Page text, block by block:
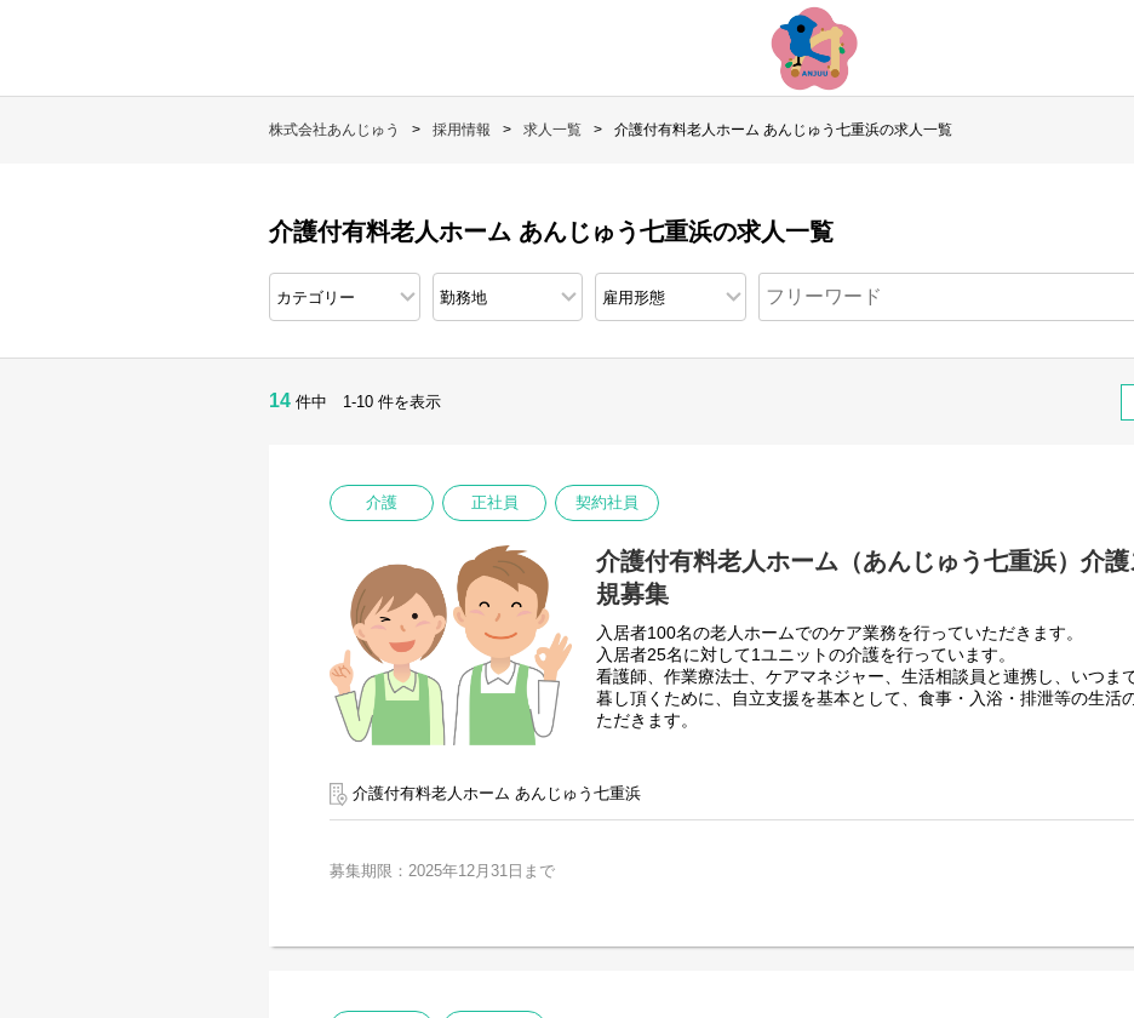
株式会社あんじゅう 採用情報 求人一覧 介護付有料老人ホーム あんじゅう七重浜の求人一覧
介護付有料老人ホーム あんじゅう七重浜の求人一覧
14 件中 1-10 件を表示
介護 正社員 契約社員
介護付有料老人ホーム（あんじゅう七重浜）介
規募集
入居者100名の老人ホームでのケア業務を行っていただきます。
入居者25名に対して1ユニットの介護を行っています。
看護師、作業療法士、ケアマネジャー、生活相談員と連携し、いつま
暮し頂くために、自立支援を基本として、食事・入浴・排泄等の生活
ただきます。
頼れる先輩スタッフがしっかり指導をいたしますので未経験の方も、
積んでいける環境です。
ご利用者様ひとりひとりに向き合い、真摯にケアできる方を募集して
☆事前の施設見学も可能ですので、お問い合わせください☆
介護付有料老人ホーム あんじゅう七重浜
募集期限：2025年12月31日まで